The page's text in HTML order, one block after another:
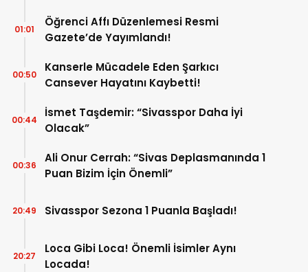
Öğrenci Affı Düzenlemesi Resmi
Gazete’de Yayımlandı!
01:01
Kanserle Mücadele Eden Şarkıcı
Cansever Hayatını Kaybetti!
00:50
İsmet Taşdemir: “Sivasspor Daha İyi
Olacak”
00:44
Ali Onur Cerrah: “Sivas Deplasmanında 1
Puan Bizim İçin Önemli”
00:36
Sivasspor Sezona 1 Puanla Başladı!
20:49
Loca Gibi Loca! Önemli İsimler Aynı
Locada!
20:27